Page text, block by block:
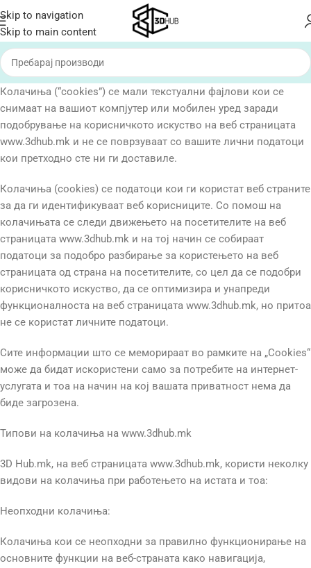
Skip to navigation
Skip to main content
Колачиња (“cookies”) се мали текстуални фајлови кои се
снимаат на вашиот компјутер или мобилен уред заради
подобрување на корисничкото искуство на веб страницата
www.3dhub.mk и не се поврзуваат со вашите лични податоци
кои претходно сте ни ги доставиле.
Колачиња (cookies) се податоци кои ги користат веб страните
за да ги идентификуваат веб корисниците. Со помош на
колачињата се следи движењето на посетителите на веб
страницата www.3dhub.mk и на тој начин се собираат
податоци за подобро разбирање за користењето на веб
страницата од страна на посетителите, со цел да се подобри
корисничкото искуство, да се оптимизира и унапреди
функционалноста на веб страницата www.3dhub.mk, но притоа
не се користат личните податоци.
Сите информации што се меморираат во рамките на „Cookies“
може да бидат искористени само за потребите на интернет-
услугата и тоа на начин на кој вашата приватност нема да
биде загрозена.
Типови на колачиња на www.3dhub.mk
3D Hub.mk, на веб страницата www.3dhub.mk, користи неколку
видови на колачиња при работењето на истата и тоа:
Неопходни колачиња:
Колачиња кои се неопходни за правилно функционирање на
основните функции на веб-страната како навигација,